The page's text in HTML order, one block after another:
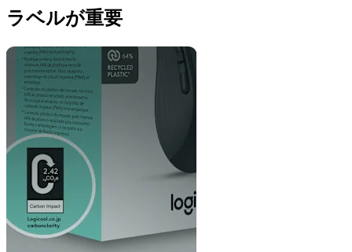
ラベルが重要